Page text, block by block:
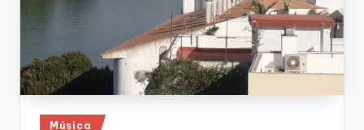
Publicado
Música